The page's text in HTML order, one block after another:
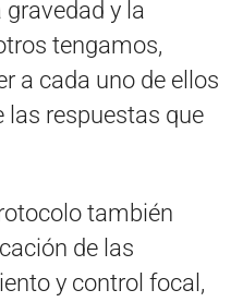
y la
tengamos,
a cada uno de ellos
las respuestas que
también
de las
y control focal,